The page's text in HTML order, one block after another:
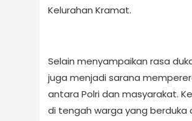
Kelurahan Kramat.
Selain menyampaikan rasa
juga menjadi sarana
antara Polri dan masyarakat.
di tengah warga yang berduka